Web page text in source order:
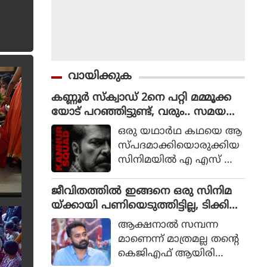
വായിക്കുക
കണ്ണൂർ സ്ക്വാഡ് 2നെ പറ്റി മമ്മൂക്ക
യോട് പറഞ്ഞിട്ടുണ്ട്, വരും.. സമയ
മെടുക്കും : റോണി ഡേവിഡ്
ഒരു യഥാര്‍ഥ കഥയെ ആ
സ്പദമാക്കിയൊരുക്കിയ
സിനിമയില്‍ എ എസ് ഐ
ഥാപാത്രമായാണ് മമ്മൂട്ടി
എത്തിയത്. ഒരു കുറ്റ
വാളിയെ പിടികൂടാനായി
ഉത്തരേന്ത്യന്‍ സംസ്ഥാന
ങ്ങളിലേക്ക് യാത്ര
തിരിക്കുന്ന പോലീസ്
ജീവിതത്തിൽ ഇങ്ങനെ ഒരു സിനിമ
യ്ക്കായി പണിയെടുത്തിട്ടില്ല, ടിക്കി
ടാക്കയെ പറ്റി ആസിഫ് അലി
ആക്ഷനാല്‍ സമ്പന്ന
മാണെന്ന് മാത്രമല്ല തന്റെ
കെജിഎഫ് ആയിരിക്കും